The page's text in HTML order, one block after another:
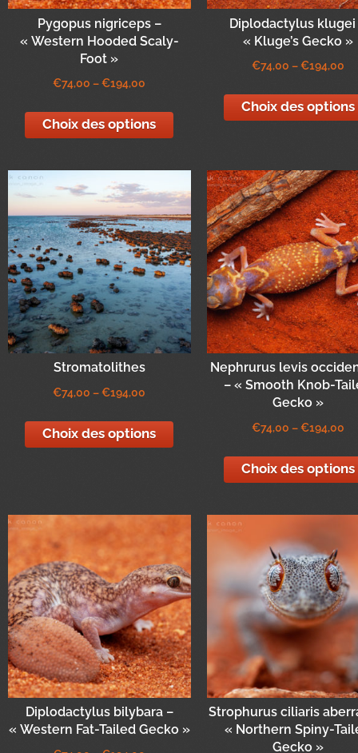
Pygopus nigriceps –
« Western Hooded Scaly-
Foot »
€74,00 –€194,00
Choix des options
Diplodactylus klugei
« Kluge’s Gecko »
€74,00 –€194,00
Choix des options
Stromatolithes
€74,00 –€194,00
Choix des options
Nephrurus levis
– « Smooth Knob-
Gecko »
€74,00 –€194,00
Choix des options
Diplodactylus bilybara –
« Western Fat-Tailed Gecko »
Strophurus ciliaris
« Northern Spiny-
Gecko »